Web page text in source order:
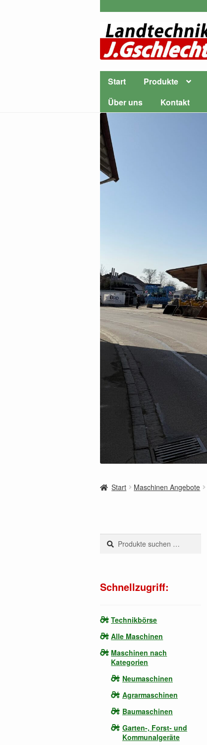
Start Produkte
Über uns
Kontakt
Start Maschinen Angebote
Suchen
nach:
Suchen
Schnellzugriff:
Technikbörse
Alle Maschinen
Maschinen nach
Kategorien
Neumaschinen
Agrarmaschinen
Baumaschinen
Garten-, Forst- und
Kommunalgeräte